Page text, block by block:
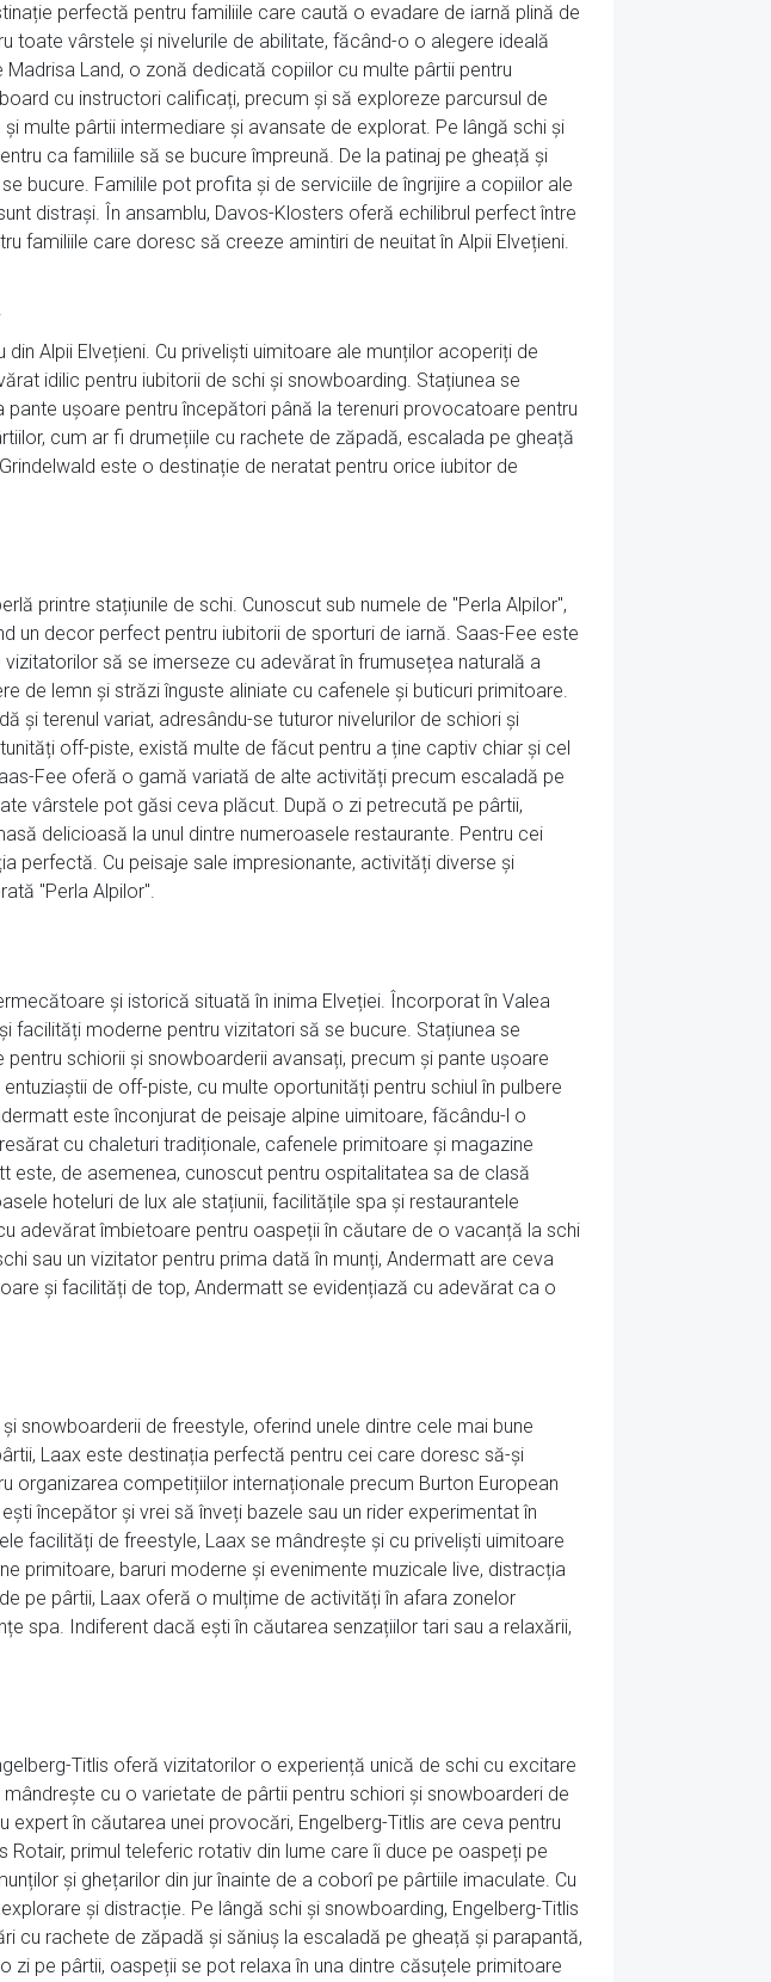
perfectă pentru familiile care caută o evadare de iarnă plină de
vârstele și nivelurile de abilitate, făcând-o o alegere ideală
Land, o zonă dedicată copiilor cu multe pârtii pentru
cu instructori calificați, precum și să exploreze parcursul de
multe pârtii intermediare și avansate de explorat. Pe lângă schi și
ca familiile să se bucure împreună. De la patinaj pe gheață și
bucure. Familile pot profita și de serviciile de îngrijire a copiilor ale
distrași. În ansamblu, Davos-Klosters oferă echilibrul perfect între
familiile care doresc să creeze amintiri de neuitat în Alpii Elvețieni.
Alpii Elvețieni. Cu priveliști uimitoare ale munților acoperiți de
idilic pentru iubitorii de schi și snowboarding. Stațiunea se
ușoare pentru începători până la terenuri provocatoare pentru
cum ar fi drumețiile cu rachete de zăpadă, escalada pe gheață
este o destinație de neratat pentru orice iubitor de
printre stațiunile de schi. Cunoscut sub numele de "Perla Alpilor",
decor perfect pentru iubitorii de sporturi de iarnă. Saas-Fee este
să se imerseze cu adevărat în frumusețea naturală a
de lemn și străzi înguste aliniate cu cafenele și buticuri primitoare.
și terenul variat, adresându-se tuturor nivelurilor de schiori și
off-piste, există multe de făcut pentru a ține captiv chiar și cel
Fee oferă o gamă variată de alte activități precum escaladă pe
vârstele pot găsi ceva plăcut. După o zi petrecută pe pârtii,
delicioasă la unul dintre numeroasele restaurante. Pentru cei
perfectă. Cu peisaje sale impresionante, activități diverse și
"Perla Alpilor".
și istorică situată în inima Elveției. Încorporat în Valea
facilități moderne pentru vizitatori să se bucure. Stațiunea se
schiorii și snowboarderii avansați, precum și pante ușoare
de off-piste, cu multe oportunități pentru schiul în pulbere
este înconjurat de peisaje alpine uimitoare, făcându-l o
cu chaleturi tradiționale, cafenele primitoare și magazine
este, de asemenea, cunoscut pentru ospitalitatea sa de clasă
hoteluri de lux ale stațiunii, facilitățile spa și restaurantele
adevărat îmbietoare pentru oaspeții în căutare de o vacanță la schi
sau un vizitator pentru prima dată în munți, Andermatt are ceva
și facilități de top, Andermatt se evidențiază cu adevărat ca o
snowboarderii de freestyle, oferind unele dintre cele mai bune
Laax este destinația perfectă pentru cei care doresc să-și
organizarea competițiilor internaționale precum Burton European
începător și vrei să înveți bazele sau un rider experimentat în
facilități de freestyle, Laax se mândrește și cu priveliști uimitoare
primitoare, baruri moderne și evenimente muzicale live, distracția
pe pârtii, Laax oferă o mulțime de activități în afara zonelor
spa. Indiferent dacă ești în căutarea senzațiilor tari sau a relaxării,
Titlis oferă vizitatorilor o experiență unică de schi cu excitare
cu o varietate de pârtii pentru schiori și snowboarderi de
în căutarea unei provocări, Engelberg-Titlis are ceva pentru
primul teleferic rotativ din lume care îi duce pe oaspeți pe
și ghețarilor din jur înainte de a coborî pe pârtiile imaculate. Cu
și distracție. Pe lângă schi și snowboarding, Engelberg-Titlis
cu rachete de zăpadă și săniuș la escaladă pe gheață și parapantă,
zi pe pârtii, oaspeții se pot relaxa în una dintre căsuțele primitoare